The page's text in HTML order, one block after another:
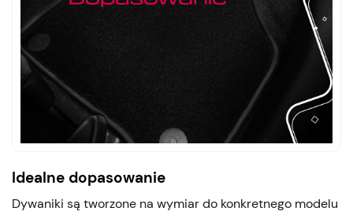
Idealne dopasowanie
Dywaniki są tworzone na wymiar do konkretnego modelu